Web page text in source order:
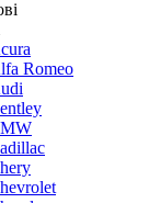
Romeo